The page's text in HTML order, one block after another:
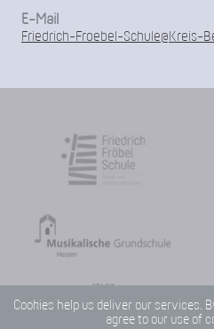
E-Mail
Friedrich-Froebel-Schule@Kreis-
Cookies help us deliver our services.
agree to our use of